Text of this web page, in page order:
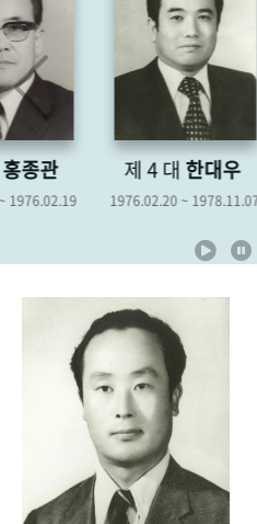
기록물 아카이브
사진 아카이브 문서 기록물
50+1주년 기념
성과 50선 숫자로 보는 50년
세계와 함께 한 KIHASA
제 4 대 한대우
1976.02.20 ~ 1978.11.07
제 5